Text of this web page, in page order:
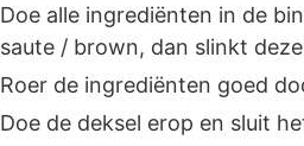
Doe alle ingrediënten in de
saute / brown, dan slinkt
Roer de ingrediënten goed
Doe de deksel erop en sluit